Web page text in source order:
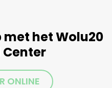
het Wolu20
ONLINE